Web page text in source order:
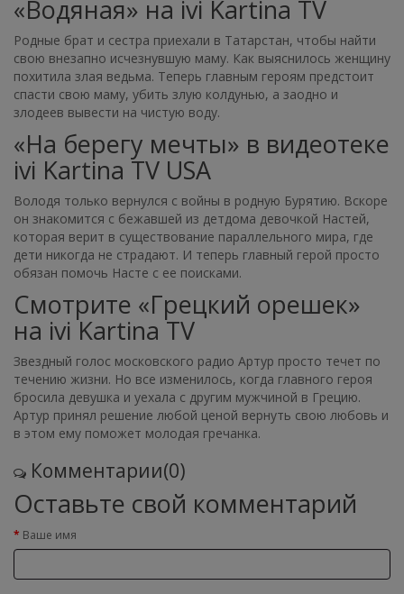
«Водяная» на ivi Kartina TV
Родные брат и сестра приехали в Татарстан, чтобы найти
свою внезапно исчезнувшую маму. Как выяснилось женщину
похитила злая ведьма. Теперь главным героям предстоит
спасти свою маму, убить злую колдунью, а заодно и
злодеев вывести на чистую воду.
«На берегу мечты» в видеотеке
ivi Kartina TV USA
Володя только вернулся с войны в родную Бурятию. Вскоре
он знакомится с бежавшей из детдома девочкой Настей,
которая верит в существование параллельного мира, где
дети никогда не страдают. И теперь главный герой просто
обязан помочь Насте с ее поисками.
Смотрите «Грецкий орешек»
на ivi Kartina TV
Звездный голос московского радио Артур просто течет по
течению жизни. Но все изменилось, когда главного героя
бросила девушка и уехала с другим мужчиной в Грецию.
Артур принял решение любой ценой вернуть свою любовь и
в этом ему поможет молодая гречанка.
Комментарии(0)
Оставьте свой комментарий
Ваше имя